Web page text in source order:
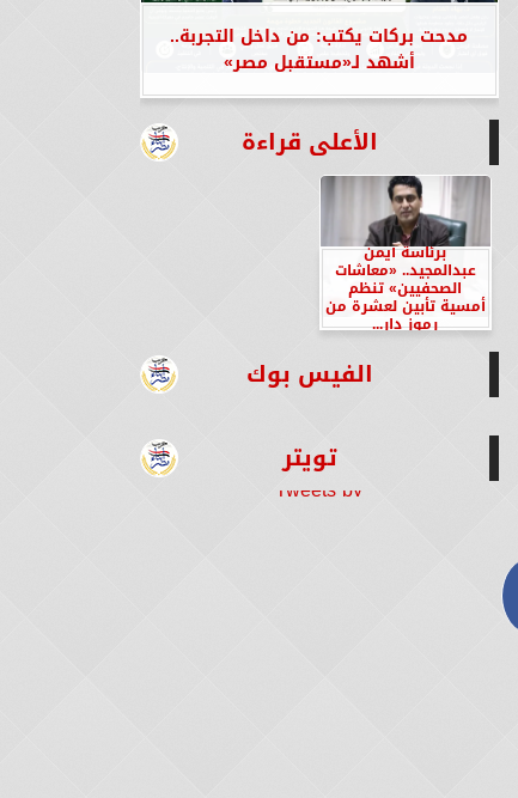
مدحت بركات يكتب: من داخل التجربة..
أشهد لـ«مستقبل مصر»
الأعلى قراءة
برئاسة أيمن
عبدالمجيد.. «معاشات
الصحفيين» تنظم
أمسية تأبين لعشرة من
رموز دار...
الفيس بوك
تويتر
Tweets by